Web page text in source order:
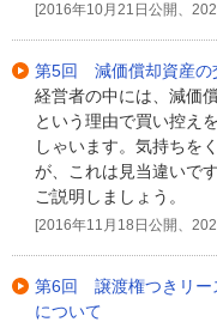
[2016年10月21日公開、
第5回 減価償却資産の
経営者の中には、減価
という理由で買い控え
しゃいます。気持ちを
が、これは見当違いで
ご説明しましょう。
[2016年11月18日公開、
第6回 譲渡権つきリー
について